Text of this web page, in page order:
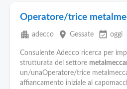
Operatore/trice
apartment adecco place Gessate event_available oggi
Consulente Adecco ricerca per
strutturata del settore
un/unaOperatore/trice
affiancamento iniziale al